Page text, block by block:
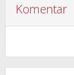
Komentar